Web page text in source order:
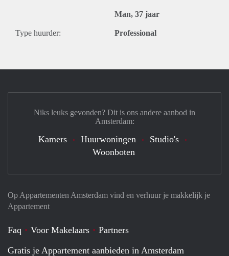
Man, 37 jaar
Type huurder: Professional
Op Appartementen Amsterdam vind en verhuur je makkelijk je
Appartement
Faq Voor Makelaars
Partners
Gratis je Appartement aanbieden in Amsterdam
Niks leuks gevonden? Dit is ons andere aanbod in
Amsterdam:
Kamers Huurwoningen
Studio's
Woonboten